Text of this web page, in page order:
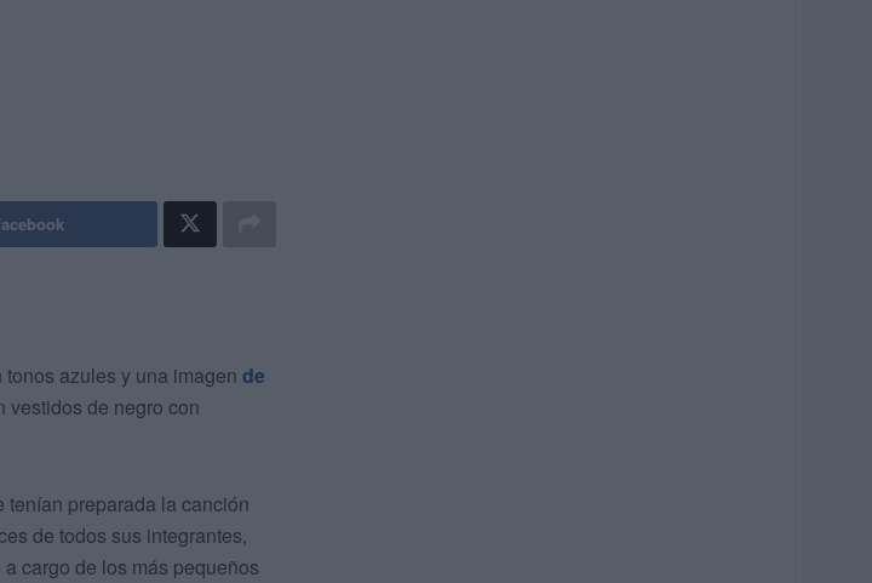
azules y una imagen de
vestidos de negro con
preparada la canción
de todos sus integrantes,
cargo de los más pequeños